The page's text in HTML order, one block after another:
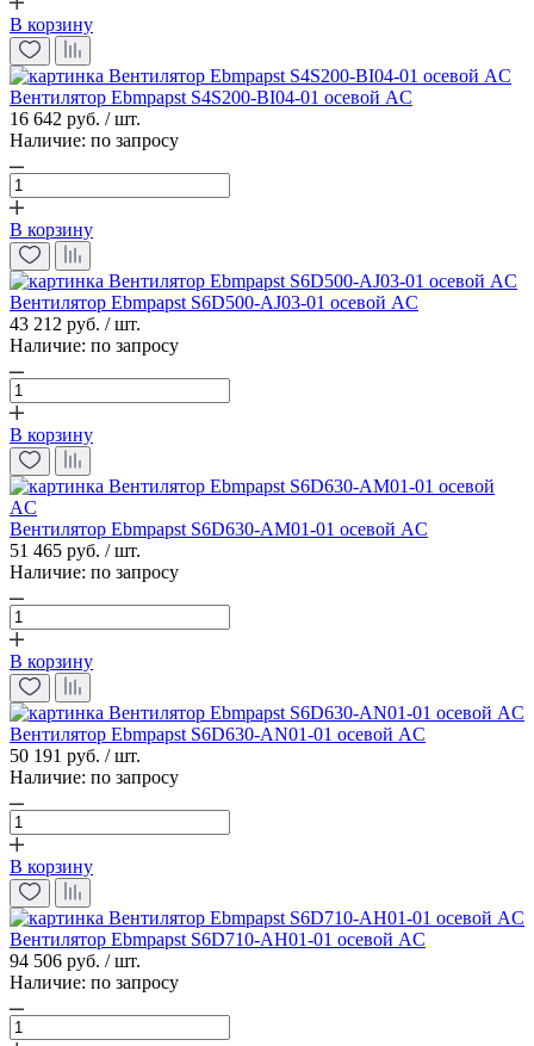
В корзину
Вентилятор Ebmpapst S4S200-BI04-01 осевой AC
16 642 руб. / шт.
Наличие: по запросу
В корзину
Вентилятор Ebmpapst S6D500-AJ03-01 осевой AC
43 212 руб. / шт.
Наличие: по запросу
В корзину
Вентилятор Ebmpapst S6D630-AM01-01 осевой AC
51 465 руб. / шт.
Наличие: по запросу
В корзину
Вентилятор Ebmpapst S6D630-AN01-01 осевой AC
50 191 руб. / шт.
Наличие: по запросу
В корзину
Вентилятор Ebmpapst S6D710-AH01-01 осевой AC
94 506 руб. / шт.
Наличие: по запросу